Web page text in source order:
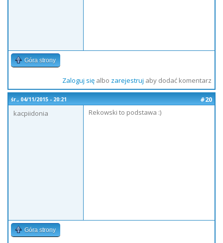
Góra strony
Zaloguj sięalbo zarejestruj aby dodać komentarz
śr., 04/11/2015 - 20:21
#20
kacpiidonia
Rekowski to podstawa :)
Góra strony